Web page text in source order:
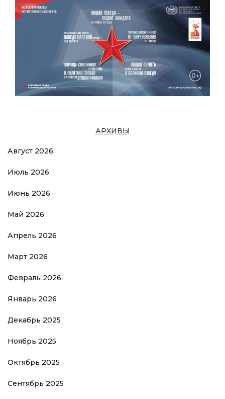
АРХИВЫ
Август 2026
Июль 2026
Июнь 2026
Май 2026
Апрель 2026
Март 2026
Февраль 2026
Январь 2026
Декабрь 2025
Ноябрь 2025
Октябрь 2025
Сентябрь 2025